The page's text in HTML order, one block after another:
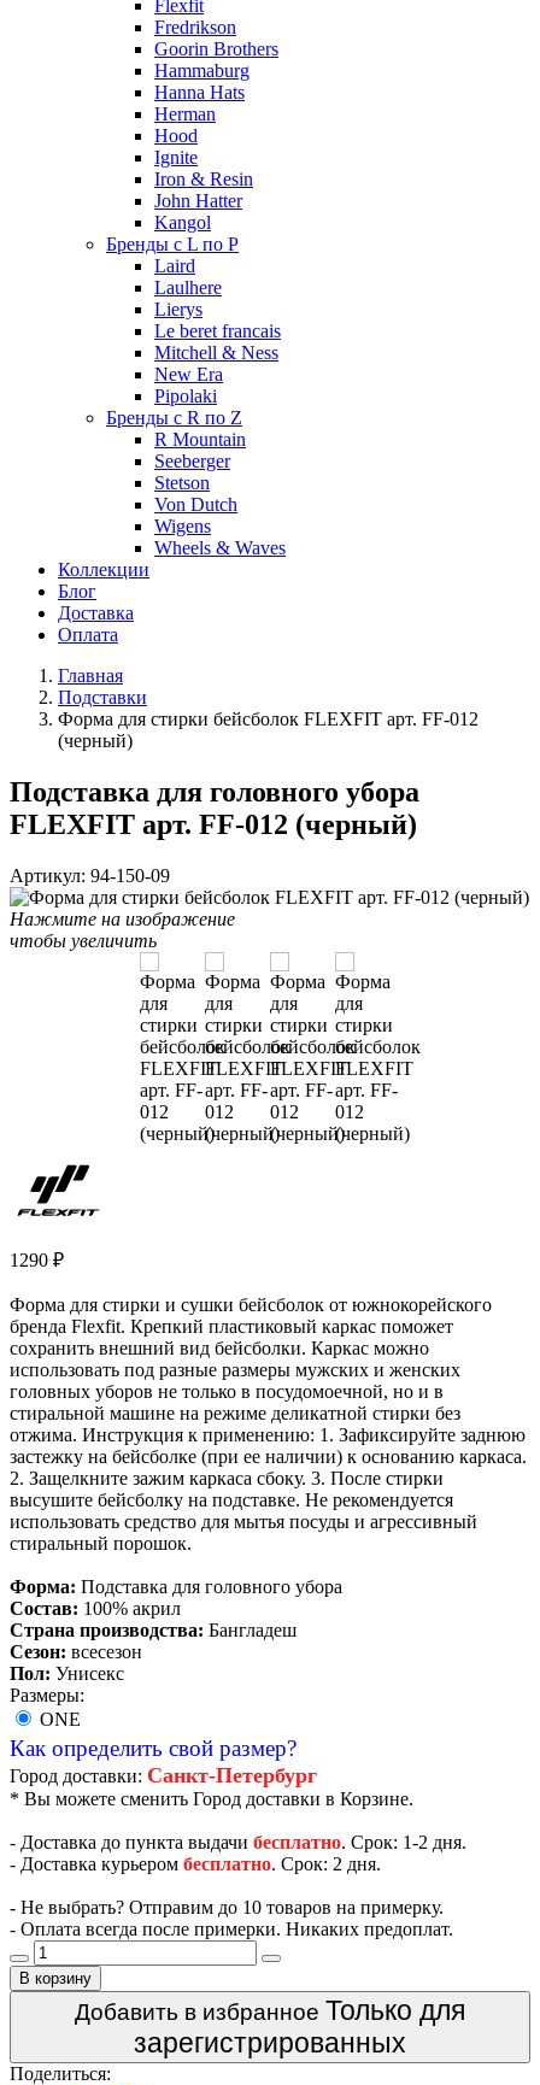
Flexfit
Fredrikson
Goorin Brothers
Hammaburg
Hanna Hats
Herman
Hood
Ignite
Iron & Resin
John Hatter
Kangol
Бренды с L по P
Laird
Laulhere
Lierys
Le beret francais
Mitchell & Ness
New Era
Pipolaki
Бренды с R по Z
R Mountain
Seeberger
Stetson
Von Dutch
Wigens
Wheels & Waves
Коллекции
Блог
Доставка
Оплата
Главная
Подставки
Форма для стирки бейсболок FLEXFIT арт. FF-012
(черный)
Подставка для головного убора
FLEXFIT арт. FF-012 (черный)
Артикул: 94-150-09
Нажмите на изображение
чтобы увеличить
1290 ₽
Форма для стирки и сушки бейсболок от южнокорейского
бренда Flexfit. Крепкий пластиковый каркас поможет
сохранить внешний вид бейсболки. Каркас можно
использовать под разные размеры мужских и женских
головных уборов не только в посудомоечной, но и в
стиральной машине на режиме деликатной стирки без
отжима. Инструкция к применению: 1. Зафиксируйте заднюю
застежку на бейсболке (при ее наличии) к основанию каркаса.
2. Защелкните зажим каркаса сбоку. 3. После стирки
высушите бейсболку на подставке. Не рекомендуется
использовать средство для мытья посуды и агрессивный
стиральный порошок.
Форма: Подставка для головного убора
Состав: 100% акрил
Страна производства: Бангладеш
Сезон: всесезон
Пол: Унисекс
Размеры:
ONE
Как определить свой размер?
Город доставки: Санкт-Петербург
* Вы можете сменить Город доставки в Корзине.
- Доставка до пункта выдачи бесплатно. Срок: 1-2 дня.
- Доставка курьером бесплатно. Срок: 2 дня.
- Не выбрать? Отправим до 10 товаров на примерку.
- Оплата всегда после примерки. Никаких предоплат.
В корзину
Добавить в избранное Только для
зарегистрированных
Поделиться: